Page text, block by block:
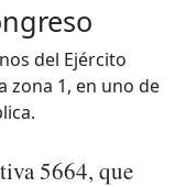
del Ejército
zona 1, en uno de
5664, que